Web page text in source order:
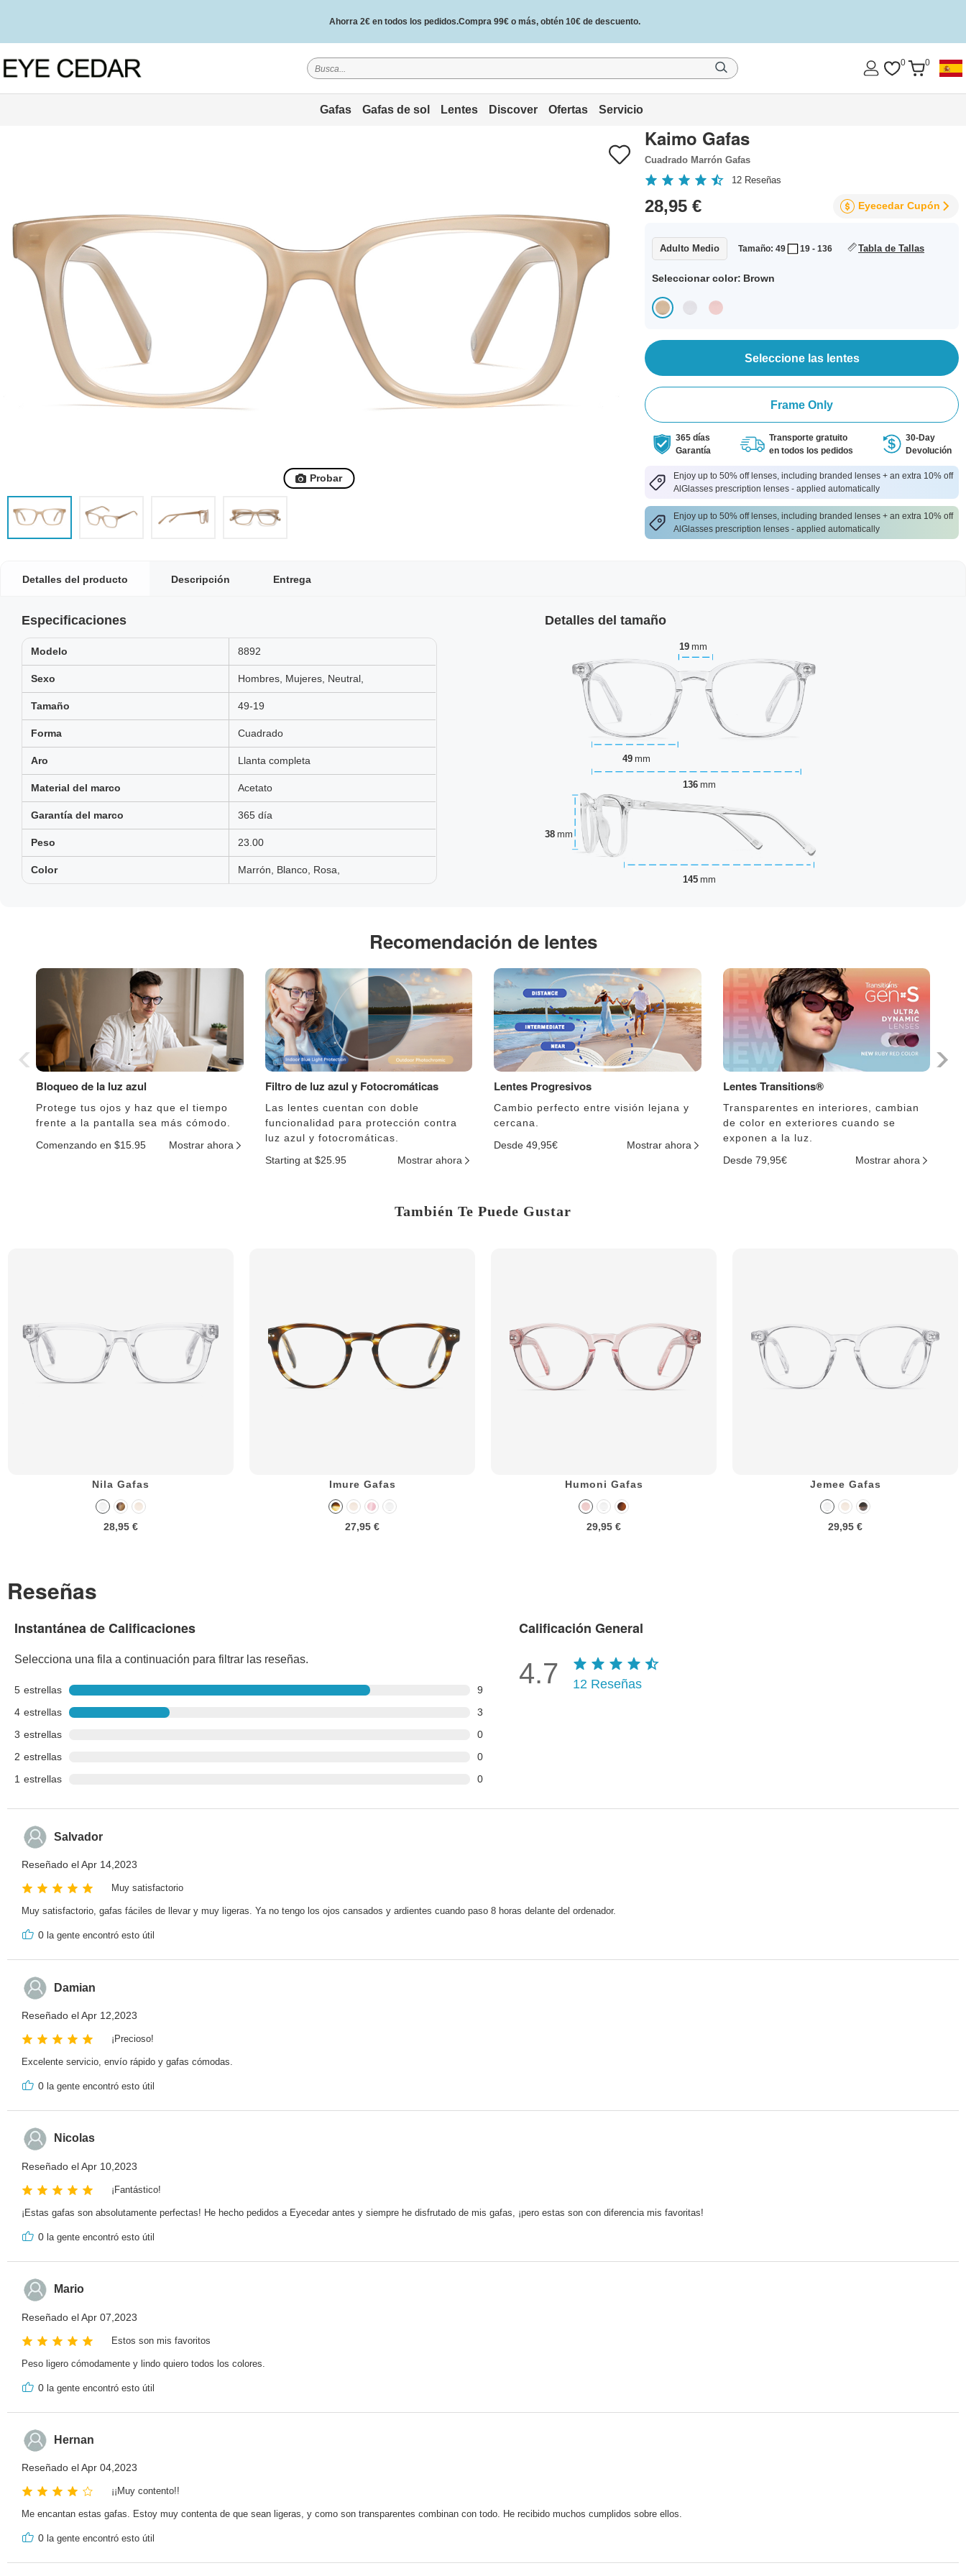
Ahorra 2€ en todos los pedidos.Compra 99€ o más, obtén 10€ de descuento.
2 años de garantía de calidad y 30 días de garantía de devolución del dinero. 0 0
Gafas Gafas de sol Lentes Discover Ofertas Servicio
Probar
Kaimo Gafas
Cuadrado Marrón Gafas
12 Reseñas
28,95 € Eyecedar Cupón
Adulto Medio Tamaño: 49 19 - 136 Tabla de Tallas
Seleccionar color: Brown
Seleccione las lentes
Frame Only
365 días
Garantía
Transporte gratuito
en todos los pedidos
30-Day
Devolución
Enjoy up to 50% off lenses, including branded lenses + an extra 10% off
AlGlasses prescription lenses - applied automatically
Enjoy up to 50% off lenses, including branded lenses + an extra 10% off
AlGlasses prescription lenses - applied automatically
Detalles del producto Descripción Entrega
Especificaciones
Modelo 8892
Sexo Hombres, Mujeres, Neutral,
Tamaño 49-19
Forma Cuadrado
Aro Llanta completa
Material del marco Acetato
Garantía del marco 365 día
Peso 23.00
Color Marrón, Blanco, Rosa,
Detalles del tamaño
19 mm
49 mm
38 mm
136 mm
145 mm
Recomendación de lentes
Bloqueo de la luz azul
Protege tus ojos y haz que el tiempo
frente a la pantalla sea más cómodo.
Comenzando en $15.95
Mostrar ahora
Filtro de luz azul y Fotocromáticas
Las lentes cuentan con doble
funcionalidad para protección contra
luz azul y fotocromáticas.
Starting at $25.95
Mostrar ahora
Lentes Progresivos
Cambio perfecto entre visión lejana y
cercana.
Desde 49,95€
Mostrar ahora
Lentes Transitions®
Transparentes en interiores, cambian
de color en exteriores cuando se
exponen a la luz.
Desde 79,95€
Mostrar ahora
También Te Puede Gustar
Nila Gafas
28,95 €
Imure Gafas
27,95 €
Humoni Gafas
29,95 €
Jemee Gafas
29,95 €
Reseñas
Instantánea de Calificaciones
Selecciona una fila a continuación para filtrar las reseñas.
5 estrellas
9
4 estrellas
3
3 estrellas
0
2 estrellas
0
1 estrellas 0
Calificación General
4.7 12 Reseñas
Salvador
Reseñado el Apr 14,2023
Muy satisfactorio
Muy satisfactorio, gafas fáciles de llevar y muy ligeras. Ya no tengo los ojos cansados y ardientes cuando paso 8 horas delante del ordenador.
0 la gente encontró esto útil
Damian
Reseñado el Apr 12,2023
¡Precioso!
Excelente servicio, envío rápido y gafas cómodas.
0 la gente encontró esto útil
Nicolas
Reseñado el Apr 10,2023
¡Fantástico!
¡Estas gafas son absolutamente perfectas! He hecho pedidos a Eyecedar antes y siempre he disfrutado de mis gafas, ¡pero estas son con diferencia mis favoritas!
0 la gente encontró esto útil
Mario
Reseñado el Apr 07,2023
Estos son mis favoritos
Peso ligero cómodamente y lindo quiero todos los colores.
0 la gente encontró esto útil
Hernan
Reseñado el Apr 04,2023
¡¡Muy contento!!
Me encantan estas gafas. Estoy muy contenta de que sean ligeras, y como son transparentes combinan con todo. He recibido muchos cumplidos sobre ellos.
0 la gente encontró esto útil